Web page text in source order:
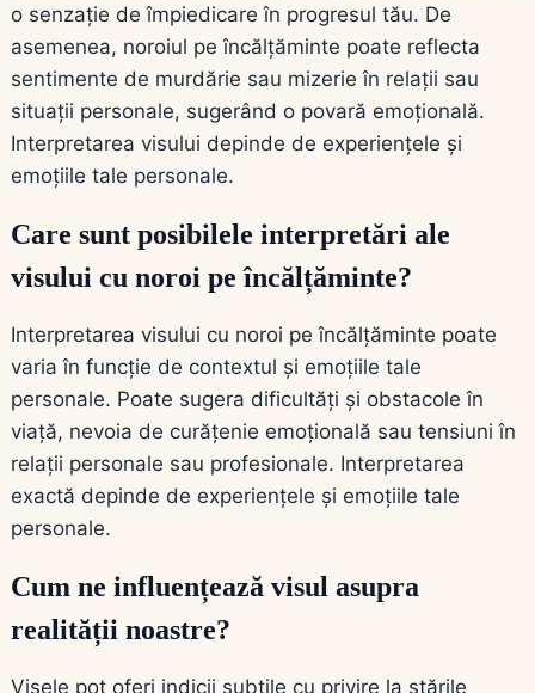
o senzație de împiedicare în progresul tău. De
asemenea, noroiul pe încălțăminte poate reflecta
sentimente de murdărie sau mizerie în relații sau
situații personale, sugerând o povară emoțională.
Interpretarea visului depinde de experiențele și
emoțiile tale personale.
Care sunt posibilele interpretări ale
visului cu noroi pe încălțăminte?
Interpretarea visului cu noroi pe încălțăminte poate
varia în funcție de contextul și emoțiile tale
personale. Poate sugera dificultăți și obstacole în
viață, nevoia de curățenie emoțională sau tensiuni în
relații personale sau profesionale. Interpretarea
exactă depinde de experiențele și emoțiile tale
personale.
Cum ne influențează visul asupra
realității noastre?
Visele pot oferi indicii subtile cu privire la stările